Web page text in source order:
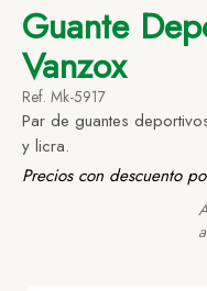
Guante
Vanzox
Ref. Mk-5917
Par de guantes
y licra.
Precios con descuento